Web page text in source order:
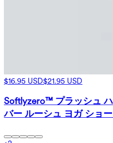
$16.95 USD$21.95 USD
Softlyzero™ プラッシュ
バー ルーシュ ヨガ ショ